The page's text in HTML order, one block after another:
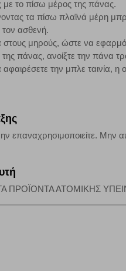
με το πίσω μέρος της πάνας.
τα πίσω πλαϊνά μέρη
τον ασθενή.
στους μηρούς, ώστε να
πάνας, ανοίξτε την πάνα
την μπλε ταινία, η
επαναχρησιμοποιείτε. Μην
ΠΡΟΪΟΝΤΑ ΑΤΟΜΙΚΗΣ
δημοφιλείς και να
Αν δεν επιτρέψετε την
τη λειτουργία του ιστότοπου
με το ενδεχόμενο σε αυτήν την